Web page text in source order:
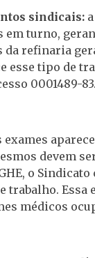
sindicais:
turno,
refinaria
esse tipo de
0001489-
exames
devem
o
trabalho.
médicos